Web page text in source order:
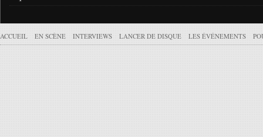
ACCUEIL EN SCÈNE INTERVIEWS LANCER DE DISQUE LES ÉVÉNEMENTS